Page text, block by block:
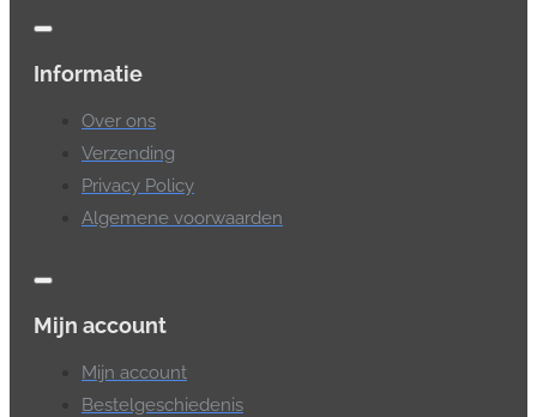
Informatie
Over ons
Verzending
Privacy Policy
Algemene voorwaarden
Mijn account
Mijn account
Bestelgeschiedenis